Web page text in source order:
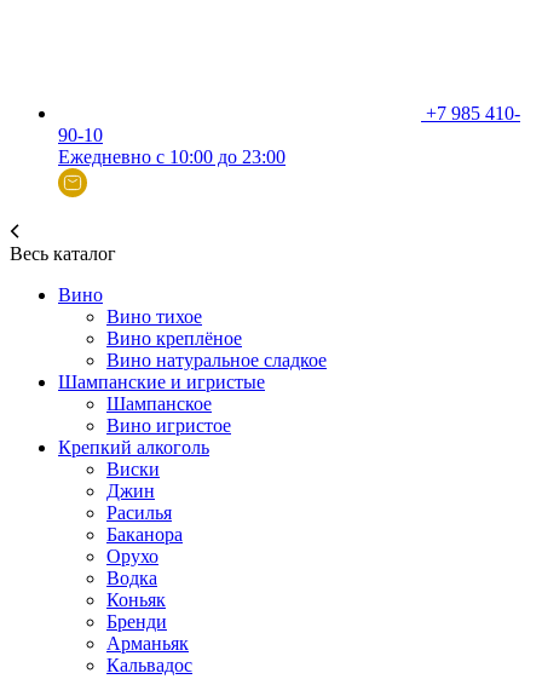
+7 985 410-
90-10
Ежедневно с 10:00 до 23:00
Весь каталог
Вино
Вино тихое
Вино креплёное
Вино натуральное сладкое
Шампанские и игристые
Шампанское
Вино игристое
Крепкий алкоголь
Виски
Джин
Расилья
Баканора
Орухо
Водка
Коньяк
Бренди
Арманьяк
Кальвадос